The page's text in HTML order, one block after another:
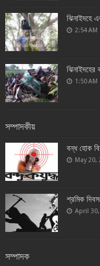
ঝিনাইদহে
2:54 AM
1:50 AM
সম্পাদকীয়
বন্ধ হোক
May 20,
শ্রমিক
April
সম্পাদক